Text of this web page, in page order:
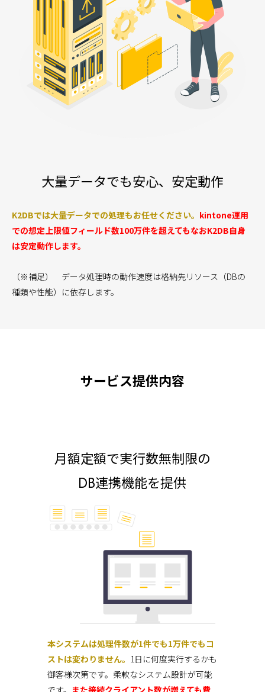
大量データでも安心、安定動作
K2DBでは大量データでの処理もお任せください。 kintone運用
での想定上限値フィールド数100万件を超えてもなおK2DB自身
は安定動作します。
（※補足） データ処理時の動作速度は格納先リソース（DBの
種類や性能）に依存します。
サービス提供内容
月額定額で実行数無制限の
DB連携機能を提供
本システムは処理件数が1件でも1万件でもコ
ストは変わりません。 1日に何度実行するかも
御客様次第です。柔軟なシステム設計が可能